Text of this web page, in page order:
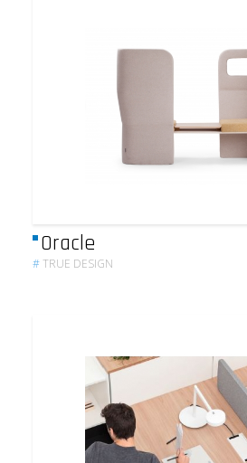
Oracle
#TRUE DESIGN